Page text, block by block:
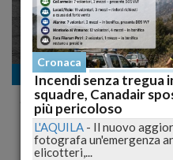
Cronaca nazionale
Spopolano le
Italia, ma le
Fuorilegge
Cronaca
Incendi senza tregua
squadre, Canadair
più pericoloso
L'AQUILA - Il nuovo
fotografa un'emergenza
elicotteri,...